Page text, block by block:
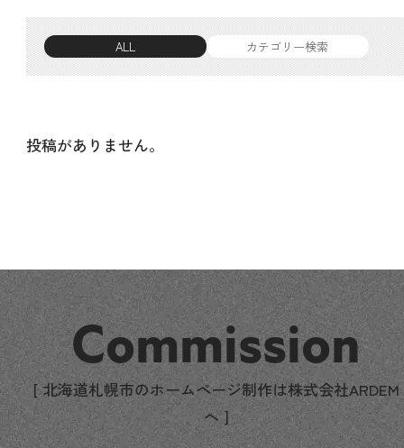
ALL カテゴリー検索
投稿がありません。
Commission
[ 北海道札幌市のホームページ制作は株式会社ARDEM
へ ]